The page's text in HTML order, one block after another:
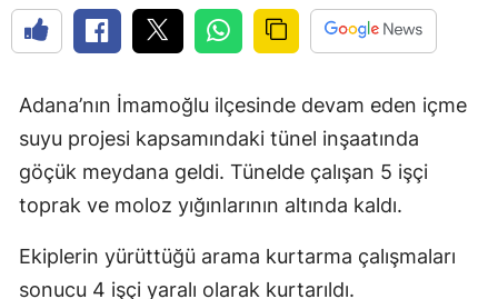
Adana’nın İmamoğlu ilçesinde devam eden içme
suyu projesi kapsamındaki tünel inşaatında
göçük meydana geldi. Tünelde çalışan 5 işçi
toprak ve moloz yığınlarının altında kaldı.
Ekiplerin yürüttüğü arama kurtarma çalışmaları
sonucu 4 işçi yaralı olarak kurtarıldı.